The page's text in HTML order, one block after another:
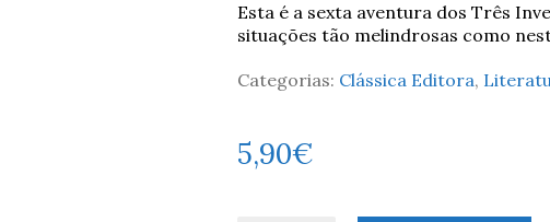
Esta é a sexta aventura dos Três
situações tão melindrosas como
Categorias: Clássica Editora,
5,90€